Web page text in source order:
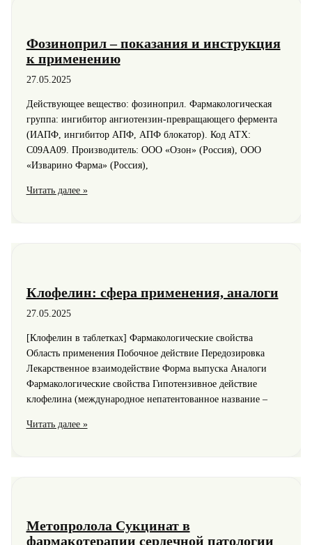
делать?
Фозиноприл – показания и инструкция
к применению
27.05.2025
Действующее вещество: фозиноприл. Фармакологическая
группа: ингибитор ангиотензин-превращающего фермента
(ИАПФ, ингибитор АПФ, АПФ блокатор). Код АТХ:
С09АА09. Производитель: ООО «Озон» (Россия), ООО
«Изварино Фарма» (Россия),
Фозиноприл
Читать далее »
Клофелин: сфера применения, аналоги
27.05.2025
[Клофелин в таблетках] Фармакологические свойства
Область применения Побочное действие Передозировка
Лекарственное взаимодействие Форма выпуска Аналоги
Фармакологические свойства Гипотензивное действие
клофелина (международное непатентованное название –
Клофелин:
Читать далее »
Метопролола Сукцинат в
фармакотерапии сердечной патологии